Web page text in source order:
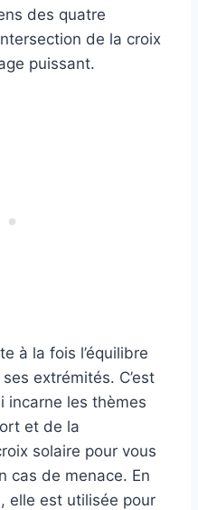
des quatre
de la croix
puissant.
à la fois l’équilibre
extrémités. C’est
incarne les thèmes
et de la
solaire pour vous
cas de menace. En
elle est utilisée pour